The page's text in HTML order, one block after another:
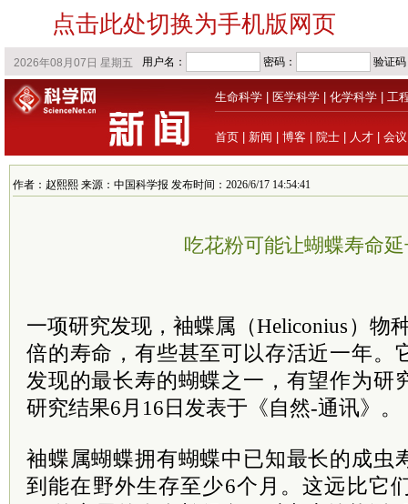
点击此处切换为手机版网页
生命科学 医学科学 化学科学 工
首页 新闻 博客 院士 人才 会议
作者：赵熙熙 来源：中国科学报 发布时间：2026/6/17 14:54:41
吃花粉可能让蝴蝶寿命
一项研究发现，袖蝶属（Heliconius）物
倍的寿命，有些甚至可以存活近一年。
发现的最长寿的蝴蝶之一，有望作为研
研究结果6月16日发表于《自然-通讯》。
袖蝶属蝴蝶拥有蝴蝶中已知最长的成虫
到能在野外生存至少6个月。这远比它